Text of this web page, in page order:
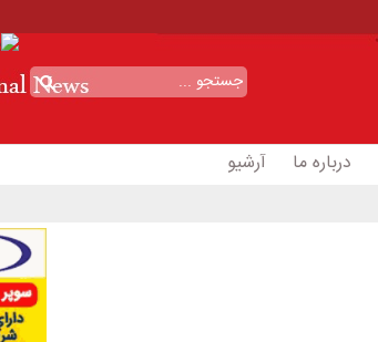
درباره ما آرشیو